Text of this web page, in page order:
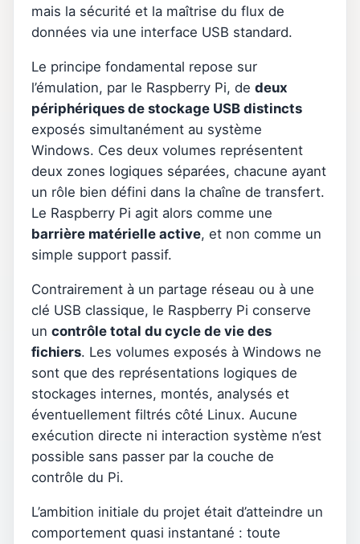
mais la sécurité et la maîtrise du flux de
données via une interface USB standard.
Le principe fondamental repose sur
l’émulation, par le Raspberry Pi, dedeux
périphériques de stockage USB distincts
exposés simultanément au système
Windows. Ces deux volumes représentent
deux zones logiques séparées, chacune ayant
un rôle bien défini dans la chaîne de transfert.
Le Raspberry Pi agit alors comme une
barrière matérielle active, et non comme un
simple support passif.
Contrairement à un partage réseau ou à une
clé USB classique, le Raspberry Pi conserve
uncontrôle total du cycle de vie des
fichiers. Les volumes exposés à Windows ne
sont que des représentations logiques de
stockages internes, montés, analysés et
éventuellement filtrés côté Linux. Aucune
exécution directe ni interaction système n’est
possible sans passer par la couche de
contrôle du Pi.
L’ambition initiale du projet était d’atteindre un
comportement quasi instantané : toute